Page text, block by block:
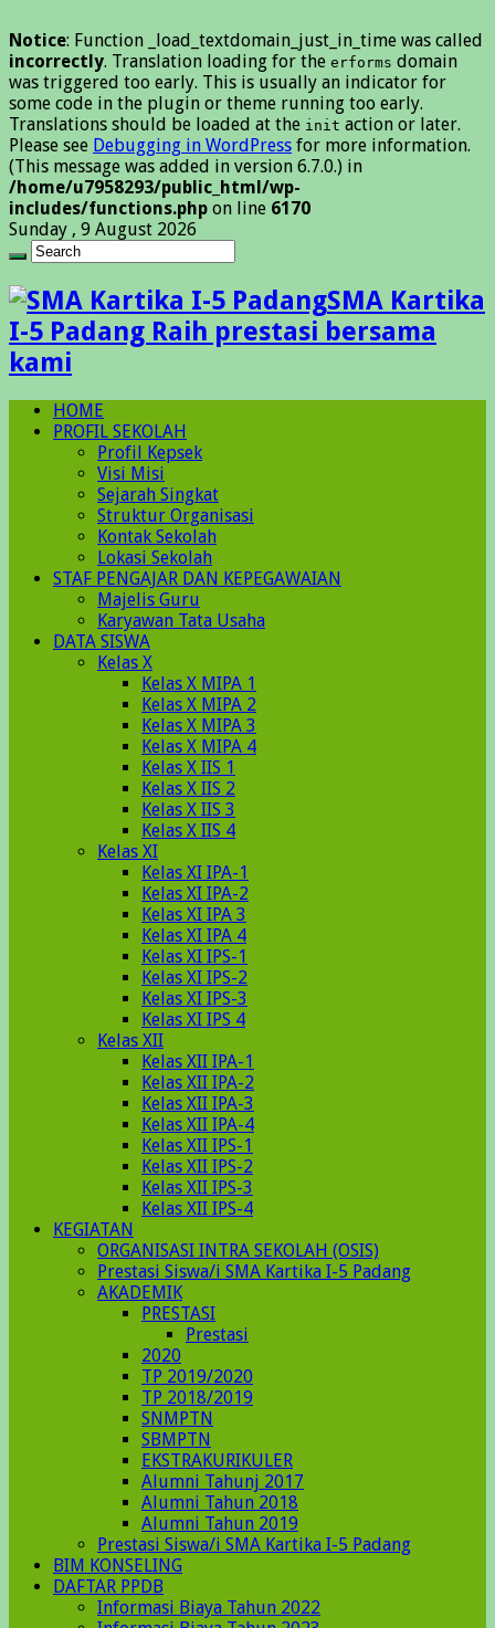
Notice: Function _load_textdomain_just_in_time was called
incorrectly. Translation loading for the erforms domain
was triggered too early. This is usually an indicator for
some code in the plugin or theme running too early.
Translations should be loaded at the init action or later.
Please see Debugging in WordPress for more information.
(This message was added in version 6.7.0.) in
/home/u7958293/public_html/wp-
includes/functions.php on line 6170
Sunday , 9 August 2026
SMA Kartika
I-5 Padang Raih prestasi bersama
kami
HOME
PROFIL SEKOLAH
Profil Kepsek
Visi Misi
Sejarah Singkat
Struktur Organisasi
Kontak Sekolah
Lokasi Sekolah
STAF PENGAJAR DAN KEPEGAWAIAN
Majelis Guru
Karyawan Tata Usaha
DATA SISWA
Kelas X
Kelas X MIPA 1
Kelas X MIPA 2
Kelas X MIPA 3
Kelas X MIPA 4
Kelas X IIS 1
Kelas X IIS 2
Kelas X IIS 3
Kelas X IIS 4
Kelas XI
Kelas XI IPA-1
Kelas XI IPA-2
Kelas XI IPA 3
Kelas XI IPA 4
Kelas XI IPS-1
Kelas XI IPS-2
Kelas XI IPS-3
Kelas XI IPS 4
Kelas XII
Kelas XII IPA-1
Kelas XII IPA-2
Kelas XII IPA-3
Kelas XII IPA-4
Kelas XII IPS-1
Kelas XII IPS-2
Kelas XII IPS-3
Kelas XII IPS-4
KEGIATAN
ORGANISASI INTRA SEKOLAH (OSIS)
Prestasi Siswa/i SMA Kartika I-5 Padang
AKADEMIK
PRESTASI
Prestasi
2020
TP 2019/2020
TP 2018/2019
SNMPTN
SBMPTN
EKSTRAKURIKULER
Alumni Tahunj 2017
Alumni Tahun 2018
Alumni Tahun 2019
Prestasi Siswa/i SMA Kartika I-5 Padang
BIM KONSELING
DAFTAR PPDB
Informasi Biaya Tahun 2022